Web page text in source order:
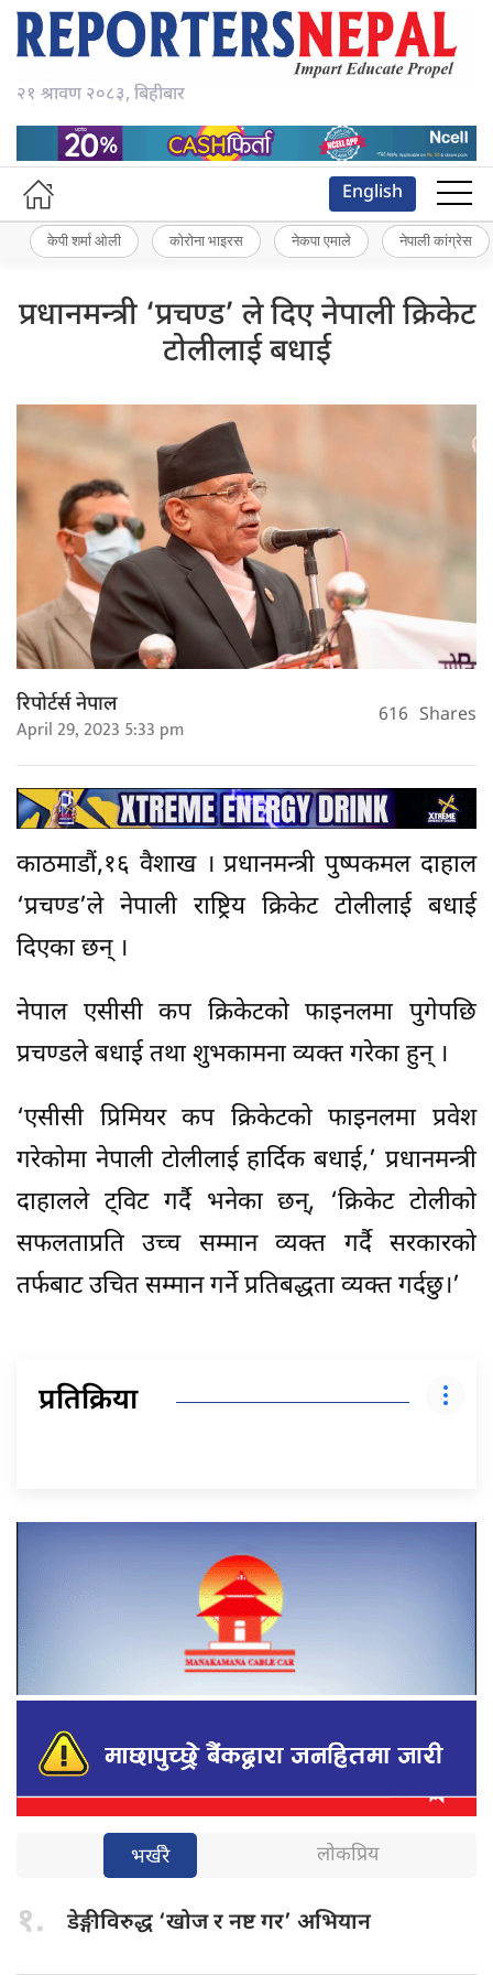
२१ श्रावण २०८३, बिहीबार
English
केपी शर्मा ओली कोरोना भाइरस नेकपा एमाले नेपाली कांग्रेस
प्रधानमन्त्री ‘प्रचण्ड’ ले दिए नेपाली क्रिकेट
टोलीलाई बधाई
रिपोर्टर्स नेपाल
April 29, 2023 5:33 pm 616 Shares
काठमाडौं,१६ वैशाख । प्रधानमन्त्री पुष्पकमल दाहाल
‘प्रचण्ड’ले नेपाली राष्ट्रिय क्रिकेट टोलीलाई बधाई
दिएका छन् ।
नेपाल एसीसी कप क्रिकेटको फाइनलमा पुगेपछि
प्रचण्डले बधाई तथा शुभकामना व्यक्त गरेका हुन् ।
‘एसीसी प्रिमियर कप क्रिकेटको फाइनलमा प्रवेश
गरेकोमा नेपाली टोलीलाई हार्दिक बधाई,’ प्रधानमन्त्री
दाहालले ट्विट गर्दै भनेका छन्, ‘क्रिकेट टोलीको
सफलताप्रति उच्च सम्मान व्यक्त गर्दै सरकारको
तर्फबाट उचित सम्मान गर्ने प्रतिबद्धता व्यक्त गर्दछु।’
प्रतिक्रिया
भर्खरै लोकप्रिय
१. डेङ्गीविरुद्ध ‘खोजर नष्ट गर’ अभियान